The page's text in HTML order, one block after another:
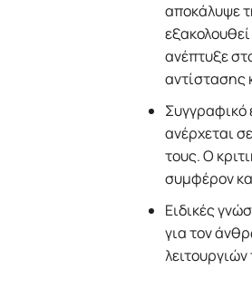
αποκάλυψε
ανέπτυξε
αντίστασης
Συγγραφικό
ανέρχεται
τους. Ο
συμφέρον
Ειδικές
για τον